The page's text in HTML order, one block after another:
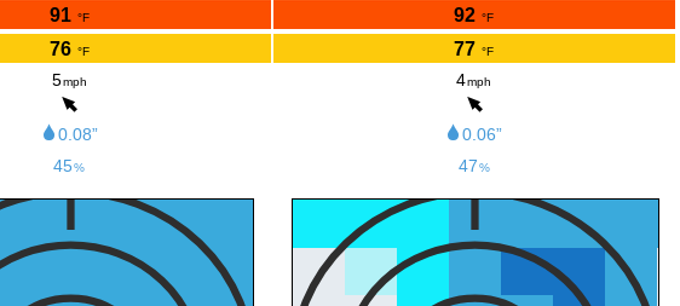
91 °F
76 °F
5mph
0.08”
45%
92 °F
77 °F
4mph
0.06”
47%